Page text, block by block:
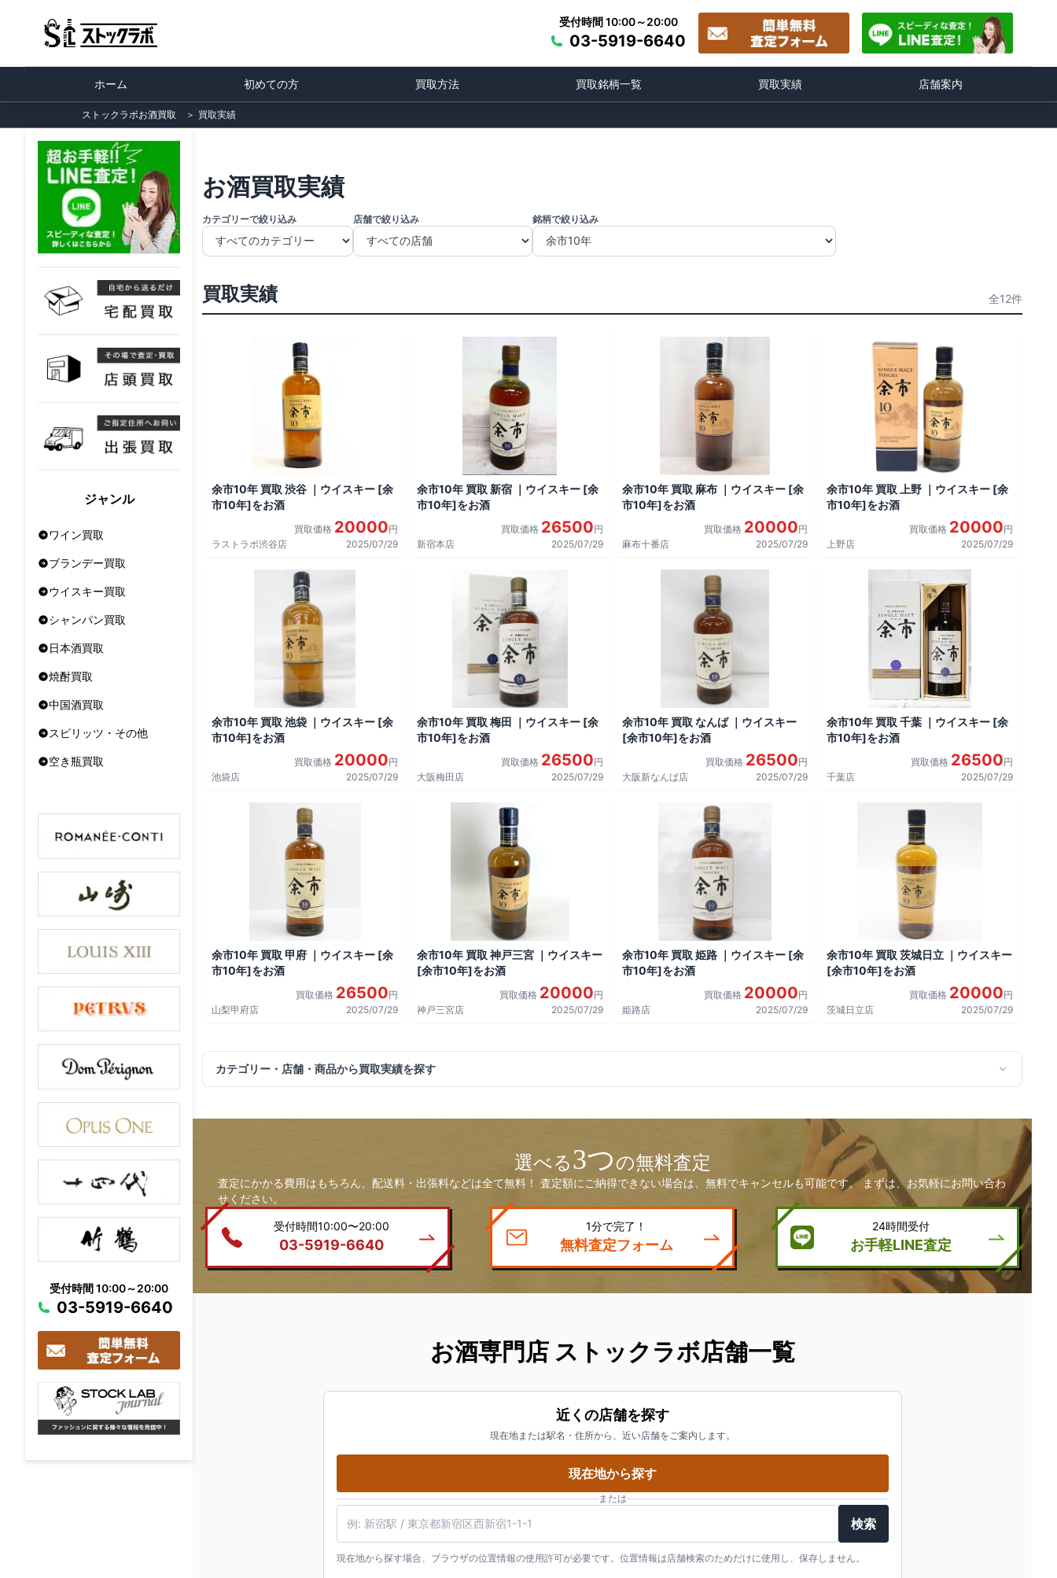
受付時間 10:00～20:00
03-5919-6640
ホーム 初めての方 買取方法 買取銘柄一覧 買取実績 店舗案内
ストックラボお酒買取 ＞ 買取実績
ジャンル
ワイン買取
ブランデー買取
ウイスキー買取
シャンパン買取
日本酒買取
焼酎買取
中国酒買取
スピリッツ・その他
空き瓶買取
受付時間 10:00～20:00
03-5919-6640
お酒買取実績
カテゴリーで絞り込み 店舗で絞り込み 銘柄で絞り込み
買取実績 全12件
余市10年 買取 渋谷 ｜ウイスキー [余
市10年]をお酒
買取価格 20000円
ラストラボ渋谷店
2025/07/29
余市10年 買取 新宿 ｜ウイスキー [余
市10年]をお酒
買取価格 26500円
新宿本店
2025/07/29
余市10年 買取 麻布 ｜ウイスキー [余
市10年]をお酒
買取価格 20000円
麻布十番店
2025/07/29
余市10年 買取 上野 ｜ウイスキー [余
市10年]をお酒
買取価格 20000円
上野店
2025/07/29
余市10年 買取 池袋 ｜ウイスキー [余
市10年]をお酒
買取価格 20000円
池袋店
2025/07/29
余市10年 買取 梅田 ｜ウイスキー [余
市10年]をお酒
買取価格 26500円
大阪梅田店
2025/07/29
余市10年 買取 なんば ｜ウイスキー
[余市10年]をお酒
買取価格 26500円
大阪新なんば店
2025/07/29
余市10年 買取 千葉 ｜ウイスキー [余
市10年]をお酒
買取価格 26500円
千葉店
2025/07/29
余市10年 買取 甲府 ｜ウイスキー [余
市10年]をお酒
買取価格 26500円
山梨甲府店
2025/07/29
余市10年 買取 神戸三宮 ｜ウイスキー
[余市10年]をお酒
買取価格 20000円
神戸三宮店
2025/07/29
余市10年 買取 姫路 ｜ウイスキー [余
市10年]をお酒
買取価格 20000円
姫路店
2025/07/29
余市10年 買取 茨城日立 ｜ウイスキー
[余市10年]をお酒
買取価格 20000円
茨城日立店
2025/07/29
カテゴリー・店舗・商品から買取実績を探す
選べる3つの無料査定
査定にかかる費用はもちろん、配送料・出張料などは全て無料！ 査定額にご納得できない場合は、無料でキャンセルも可能です。 まずは、お気軽にお問い合わ
せください。
受付時間10:00〜20:00
03-5919-6640
1分で完了！
無料査定フォーム
24時間受付
お手軽LINE査定
お酒専門店 ストックラボ店舗一覧
近くの店舗を探す
現在地または駅名・住所から、近い店舗をご案内します。
現在地から探す
または
検索
現在地から探す場合、ブラウザの位置情報の使用許可が必要です。位置情報は店舗検索のためだけに使用し、保存しません。